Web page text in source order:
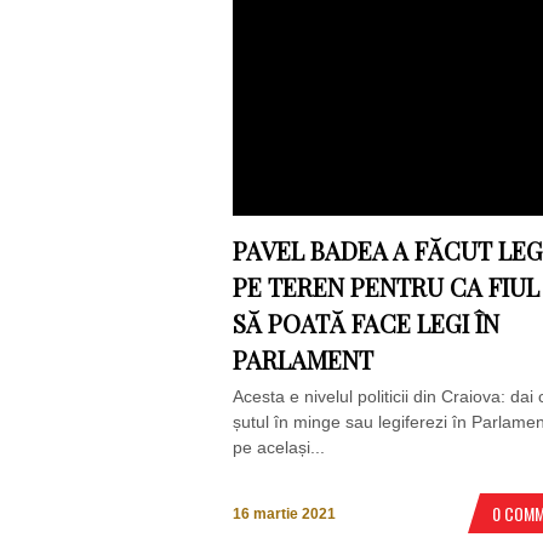
PAVEL BADEA A FĂCUT
PE TEREN PENTRU CA
SĂ POATĂ FACE LEGI ÎN
PARLAMENT
Acesta e nivelul politicii din Craiova: dai
șutul în minge sau legiferezi în
pe același...
16 martie 2021 0